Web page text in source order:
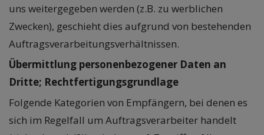
uns weitergegeben werden (z.B. zu werblichen
Zwecken), geschieht dies aufgrund von bestehenden
Auftragsverarbeitungsverhältnissen.
Übermittlung personenbezogener Daten an
Dritte; Rechtfertigungsgrundlage
Folgende Kategorien von Empfängern, bei denen es
sich im Regelfall um Auftragsverarbeiter handelt